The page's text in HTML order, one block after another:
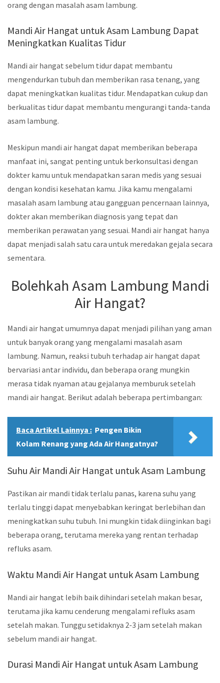
orang dengan masalah asam lambung.
Mandi Air Hangat untuk Asam Lambung Dapat
Meningkatkan Kualitas Tidur
Mandi air hangat sebelum tidur dapat membantu
mengendurkan tubuh dan memberikan rasa tenang, yang
dapat meningkatkan kualitas tidur. Mendapatkan cukup dan
berkualitas tidur dapat membantu mengurangi tanda-tanda
asam lambung.
Meskipun mandi air hangat dapat memberikan beberapa
manfaat ini, sangat penting untuk berkonsultasi dengan
dokter kamu untuk mendapatkan saran medis yang sesuai
dengan kondisi kesehatan kamu. Jika kamu mengalami
masalah asam lambung atau gangguan pencernaan lainnya,
dokter akan memberikan diagnosis yang tepat dan
memberikan perawatan yang sesuai. Mandi air hangat hanya
dapat menjadi salah satu cara untuk meredakan gejala secara
sementara.
Bolehkah Asam Lambung Mandi
Air Hangat?
Mandi air hangat umumnya dapat menjadi pilihan yang aman
untuk banyak orang yang mengalami masalah asam
lambung. Namun, reaksi tubuh terhadap air hangat dapat
bervariasi antar individu, dan beberapa orang mungkin
merasa tidak nyaman atau gejalanya memburuk setelah
mandi air hangat. Berikut adalah beberapa pertimbangan:
Baca Artikel Lainnya : Pengen Bikin
Kolam Renang yang Ada Air Hangatnya?
Suhu Air Mandi Air Hangat untuk Asam Lambung
Pastikan air mandi tidak terlalu panas, karena suhu yang
terlalu tinggi dapat menyebabkan keringat berlebihan dan
meningkatkan suhu tubuh. Ini mungkin tidak diinginkan bagi
beberapa orang, terutama mereka yang rentan terhadap
refluks asam.
Waktu Mandi Air Hangat untuk Asam Lambung
Mandi air hangat lebih baik dihindari setelah makan besar,
terutama jika kamu cenderung mengalami refluks asam
setelah makan. Tunggu setidaknya 2-3 jam setelah makan
sebelum mandi air hangat.
Durasi Mandi Air Hangat untuk Asam Lambung